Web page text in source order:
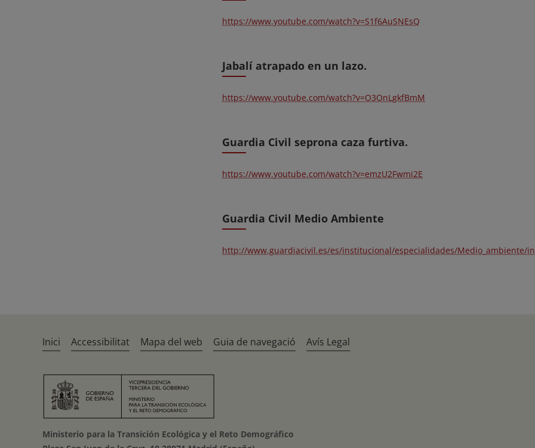
https://www.youtube.com/watch?v=S1f6AuSNEsQ
Jabalí atrapado en un lazo.
https://www.youtube.com/watch?v=O3OnLgkfBmM
Guardia Civil seprona caza furtiva.
https://www.youtube.com/watch?v=emzU2Fwmi2E
Guardia Civil Medio Ambiente
http://www.guardiacivil.es/es/institucional/especialidades/Medio_ambiente/
Inici Accessibilitat Mapa del web Guia de navegació Avís Legal
Ministerio para la Transición Ecológica y el Reto Demográfico